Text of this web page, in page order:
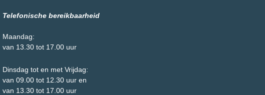
Telefonische bereikbaarheid
Maandag:
van 13.30 tot 17.00 uur
Dinsdag tot en met Vrijdag:
van 09.00 tot 12.30 uur en
van 13.30 tot 17.00 uur